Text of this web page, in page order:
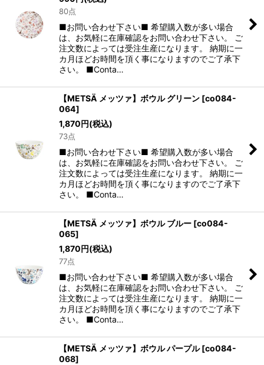
80点
■お問い合わせ下さい■ 希望購入数が多い場合
は、お気軽に在庫確認をお問い合わせ下さい。 ご
注文数によっては受注生産になります。 納期に一
カ月ほどお時間を頂く事になりますのでご了承下
さい。 ■Conta…
【METSÄ メッツァ】ボウル グリーン [co084-
064]
1,870円(税込)
73点
■お問い合わせ下さい■ 希望購入数が多い場合
は、お気軽に在庫確認をお問い合わせ下さい。 ご
注文数によっては受注生産になります。 納期に一
カ月ほどお時間を頂く事になりますのでご了承下
さい。 ■Conta…
【METSÄ メッツァ】ボウル ブルー [co084-
065]
1,870円(税込)
77点
■お問い合わせ下さい■ 希望購入数が多い場合
は、お気軽に在庫確認をお問い合わせ下さい。 ご
注文数によっては受注生産になります。 納期に一
カ月ほどお時間を頂く事になりますのでご了承下
さい。 ■Conta…
【METSÄ メッツァ】ボウル パープル [co084-
068]